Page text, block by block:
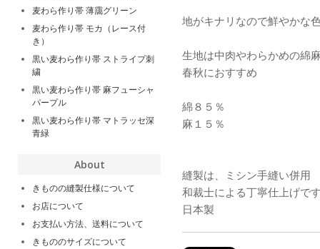
地がキナリなので鮮やかな
生地は中肉やわらかめの綿
春秋におすすめ
綿８５％
麻１５％
縫製は、ミシン手縫い併用
和裁士による丁寧仕上げで
日本製
麦わら作り帯 薄靄グリーン
麦わら作り帯 モカ（レース付
き）
黒い麦わら作り帯 ストライプ刺
繍
黒い麦わら作り帯 麻フューシャ
パープル
黒い麦わら作り帯 マトラッセ深
青緑
About
きものの縫製仕様について
お店について
お支払い方法、送料について
きもののサイズについて